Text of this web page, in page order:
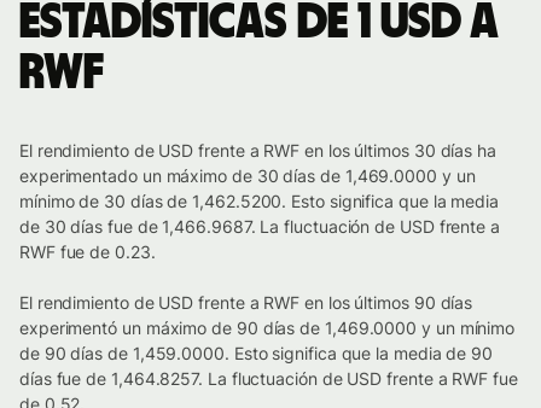
Estadísticas de 1 USD a
RWF
El rendimiento de USD frente a RWF en los últimos 30 días ha
experimentado un máximo de 30 días de 1,469.0000 y un
mínimo de 30 días de 1,462.5200. Esto significa que la media
de 30 días fue de 1,466.9687. La fluctuación de USD frente a
RWF fue de 0.23.
El rendimiento de USD frente a RWF en los últimos 90 días
experimentó un máximo de 90 días de 1,469.0000 y un mínimo
de 90 días de 1,459.0000. Esto significa que la media de 90
días fue de 1,464.8257. La fluctuación de USD frente a RWF fue